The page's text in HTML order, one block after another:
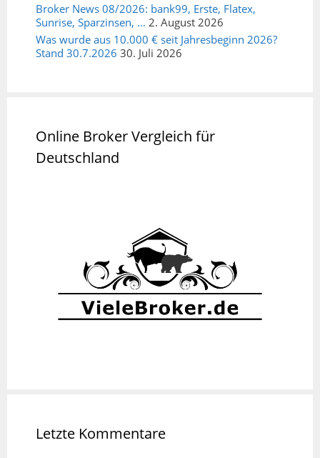
Broker News 08/2026: bank99, Erste, Flatex,
Sunrise, Sparzinsen, … 2. August 2026
Was wurde aus 10.000 € seit Jahresbeginn 2026?
Stand 30.7.2026 30. Juli 2026
Online Broker Vergleich für
Deutschland
Letzte Kommentare